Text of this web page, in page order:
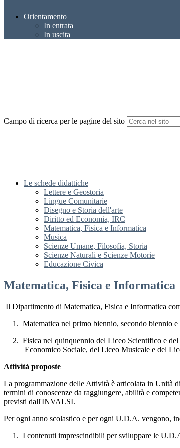
Orientamento
In entrata
In uscita
Campo di ricerca per le pagine del sito
Le schede didattiche
Lettere e Geostoria
Lingue Comunitarie
Disegno e Storia dell'arte
Diritto ed Economia, IRC
Matematica, Fisica e Informatica
Musica
Scienze Umane, Filosofia, Storia
Scienze Naturali e Scienze Motorie
Educazione Civica
Matematica, Fisica e Informatica
Il Dipartimento di Matematica, Fisica e Informatica
1. Matematica nel primo biennio, secondo biennio
2. Fisica nel quinquennio del Liceo Scientifico e
Economico Sociale, del Liceo Musicale e del
Attività proposte
La programmazione delle Attività è articolata in Unità
termini di conoscenze da raggiungere, abilità e
previsti dall'INVALSI.
Per ogni anno scolastico e per ogni U.D.A. vengono,
1. I contenuti imprescindibili per sviluppare le